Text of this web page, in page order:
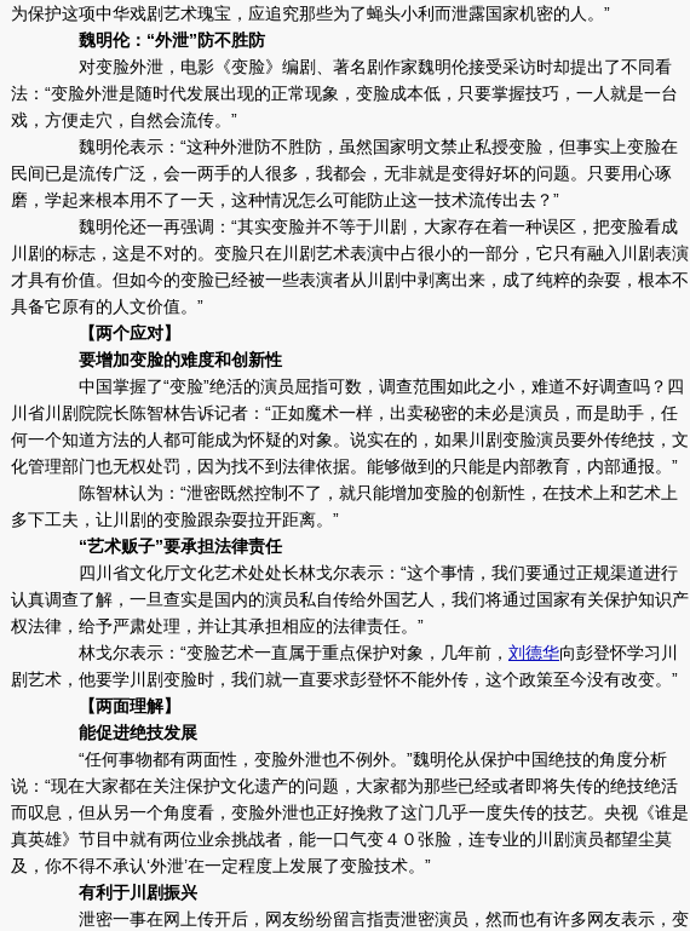
为保护这项中华戏剧艺术瑰宝，应追究那些为了蝇头小利而泄露国家机密的人。”
魏明伦：“外泄”防不胜防
对变脸外泄，电影《变脸》编剧、著名剧作家魏明伦接受采访时却提出了不同看
法：“变脸外泄是随时代发展出现的正常现象，变脸成本低，只要掌握技巧，一人就是一台
戏，方便走穴，自然会流传。”
魏明伦表示：“这种外泄防不胜防，虽然国家明文禁止私授变脸，但事实上变脸在
民间已是流传广泛，会一两手的人很多，我都会，无非就是变得好坏的问题。只要用心琢
磨，学起来根本用不了一天，这种情况怎么可能防止这一技术流传出去？”
魏明伦还一再强调：“其实变脸并不等于川剧，大家存在着一种误区，把变脸看成
川剧的标志，这是不对的。变脸只在川剧艺术表演中占很小的一部分，它只有融入川剧表演
才具有价值。但如今的变脸已经被一些表演者从川剧中剥离出来，成了纯粹的杂耍，根本不
具备它原有的人文价值。”
【两个应对】
要增加变脸的难度和创新性
中国掌握了“变脸”绝活的演员屈指可数，调查范围如此之小，难道不好调查吗？四
川省川剧院院长陈智林告诉记者：“正如魔术一样，出卖秘密的未必是演员，而是助手，任
何一个知道方法的人都可能成为怀疑的对象。说实在的，如果川剧变脸演员要外传绝技，文
化管理部门也无权处罚，因为找不到法律依据。能够做到的只能是内部教育，内部通报。”
陈智林认为：“泄密既然控制不了，就只能增加变脸的创新性，在技术上和艺术上
多下工夫，让川剧的变脸跟杂耍拉开距离。”
“艺术贩子”要承担法律责任
四川省文化厅文化艺术处处长林戈尔表示：“这个事情，我们要通过正规渠道进行
认真调查了解，一旦查实是国内的演员私自传给外国艺人，我们将通过国家有关保护知识产
权法律，给予严肃处理，并让其承担相应的法律责任。”
林戈尔表示：“变脸艺术一直属于重点保护对象，几年前， 刘德华向彭登怀学习川
剧艺术，他要学川剧变脸时，我们就一直要求彭登怀不能外传，这个政策至今没有改变。”
【两面理解】
能促进绝技发展
“任何事物都有两面性，变脸外泄也不例外。”魏明伦从保护中国绝技的角度分析
说：“现在大家都在关注保护文化遗产的问题，大家都为那些已经或者即将失传的绝技绝活
而叹息，但从另一个角度看，变脸外泄也正好挽救了这门几乎一度失传的技艺。央视《谁是
真英雄》节目中就有两位业余挑战者，能一口气变４０张脸，连专业的川剧演员都望尘莫
及，你不得不承认‘外泄’在一定程度上发展了变脸技术。”
有利于川剧振兴
泄密一事在网上传开后，网友纷纷留言指责泄密演员，然而也有许多网友表示，变